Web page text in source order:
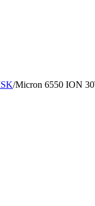
/Micron 6550 ION